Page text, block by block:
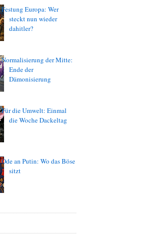
Festung Europa: Wer
steckt nun wieder
dahitler?
Normalisierung der Mitte:
Ende der
Dämonisierung
Für die Umwelt: Einmal
die Woche Dackeltag
Ode an Putin: Wo das Böse
sitzt